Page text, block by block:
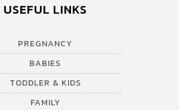
USEFUL LINKS
PREGNANCY
BABIES
TODDLER & KIDS
FAMILY